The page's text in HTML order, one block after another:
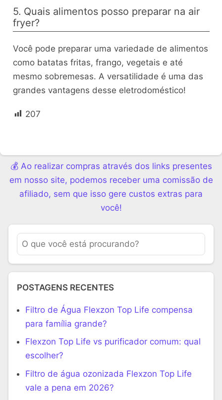
5. Quais alimentos posso preparar na air
fryer?
Você pode preparar uma variedade de alimentos
como batatas fritas, frango, vegetais e até
mesmo sobremesas. A versatilidade é uma das
grandes vantagens desse eletrodoméstico!
207
💰 Ao realizar compras através dos links presentes
em nosso site, podemos receber uma comissão de
afiliado, sem que isso gere custos extras para
você!
POSTAGENS RECENTES
Filtro de Água Flexzon Top Life compensa
para família grande?
Flexzon Top Life vs purificador comum: qual
escolher?
Filtro de água ozonizada Flexzon Top Life
vale a pena em 2026?